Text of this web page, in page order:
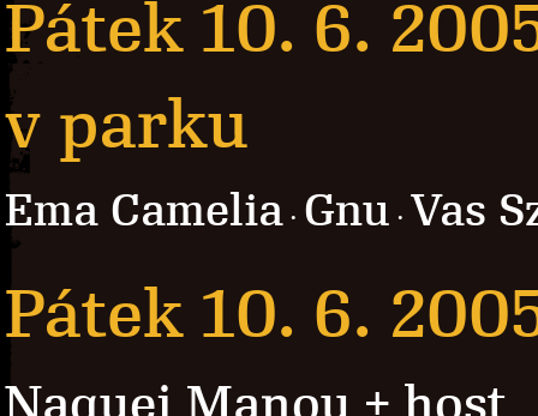
Pátek 10. 6.
v parku
Ema Camelia · Gnu · Vas
Pátek 10. 6.